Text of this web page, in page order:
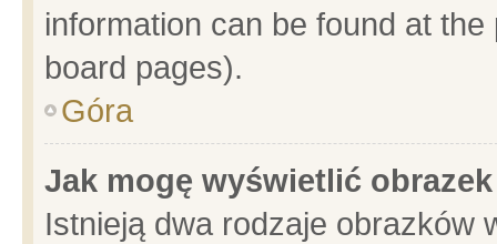
information can be found at
board pages).
Góra
Jak mogę wyświetlić
Istnieją dwa rodzaje obrazków